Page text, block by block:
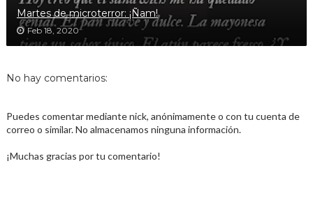
Martes de microterror: ¡Ñam!
Feb 18, 2020
No hay comentarios:
Puedes comentar mediante nick, anónimamente o con tu cuenta de
correo o similar. No almacenamos ninguna información.
¡Muchas gracias por tu comentario!